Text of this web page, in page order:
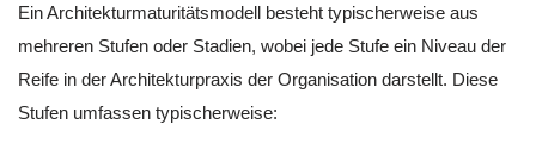
Ein Architekturmaturitätsmodell besteht typischerweise aus
mehreren Stufen oder Stadien, wobei jede Stufe ein Niveau der
Reife in der Architekturpraxis der Organisation darstellt. Diese
Stufen umfassen typischerweise: